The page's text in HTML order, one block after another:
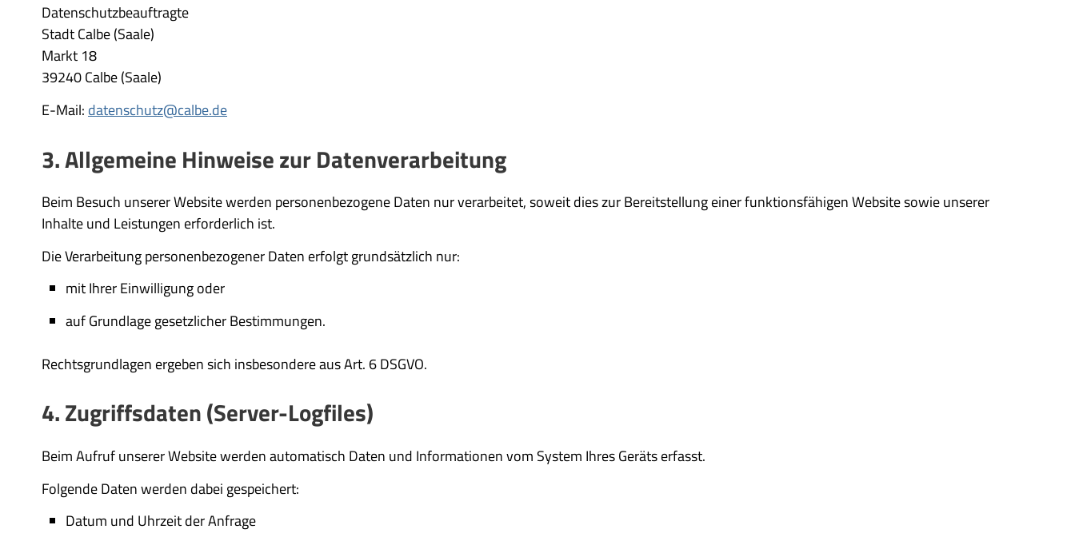
Datenschutzbeauftragte
Stadt Calbe (Saale)
Markt 18
39240 Calbe (Saale)
E-Mail: datenschutz@calbe.de
3. Allgemeine Hinweise zur Datenverarbeitung
Beim Besuch unserer Website werden personenbezogene Daten nur verarbeitet, soweit dies zur Bereitstellung einer funktionsfähigen Website sowie unserer
Inhalte und Leistungen erforderlich ist.
Die Verarbeitung personenbezogener Daten erfolgt grundsätzlich nur:
mit Ihrer Einwilligung oder
auf Grundlage gesetzlicher Bestimmungen.
Rechtsgrundlagen ergeben sich insbesondere aus Art. 6 DSGVO.
4. Zugriffsdaten (Server-Logfiles)
Beim Aufruf unserer Website werden automatisch Daten und Informationen vom System Ihres Geräts erfasst.
Folgende Daten werden dabei gespeichert:
Datum und Uhrzeit der Anfrage